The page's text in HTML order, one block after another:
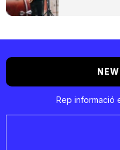
Rep informació